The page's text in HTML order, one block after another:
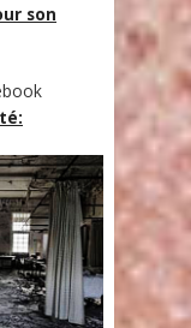
son